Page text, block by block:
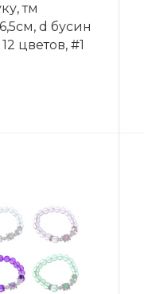
тм
d бусин
цветов, #1